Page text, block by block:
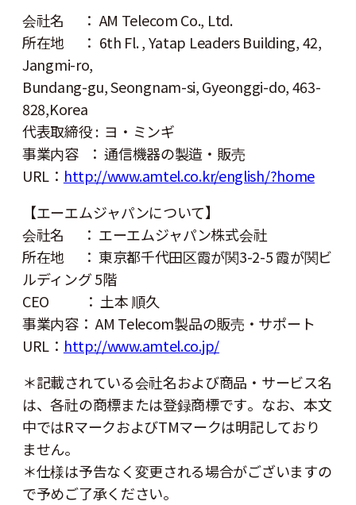
会社名 ： AM Telecom Co., Ltd.
所在地 ： 6th Fl. , Yatap Leaders Building, 42,
Jangmi-ro,
Bundang-gu, Seongnam-si, Gyeonggi-do, 463-
828,Korea
代表取締役 : ヨ・ミンギ
事業内容 ： 通信機器の製造・販売
URL： http://www.amtel.co.kr/english/?home
【エーエムジャパンについて】
会社名 ： エーエムジャパン株式会社
所在地 ： 東京都千代田区霞が関3-2-5 霞が関ビ
ルディング 5階
CEO ： 土本 順久
事業内容： AM Telecom製品の販売・サポート
URL： http://www.amtel.co.jp/
＊記載されている会社名および商品・サービス名
は、各社の商標または登録商標です。なお、本文
中ではRマークおよびTMマークは明記しており
ません。
＊仕様は予告なく変更される場合がございますの
で予めご了承ください。